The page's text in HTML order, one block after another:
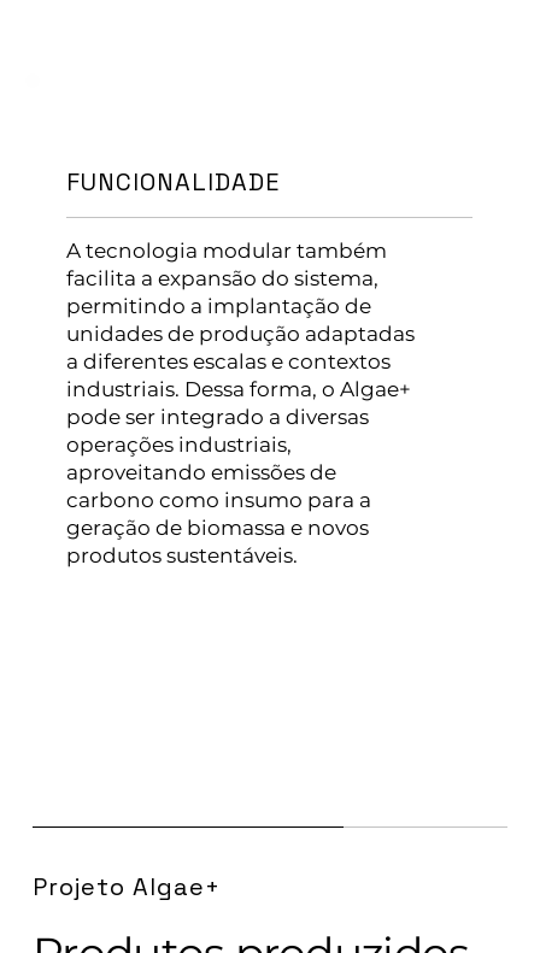
FUNCIONALIDADE
A tecnologia modular também
facilita a expansão do sistema,
permitindo a implantação de
unidades de produção adaptadas
a diferentes escalas e contextos
industriais. Dessa forma, o Algae+
pode ser integrado a diversas
operações industriais,
aproveitando emissões de
carbono como insumo para a
geração de biomassa e novos
produtos sustentáveis.
Projeto Algae+